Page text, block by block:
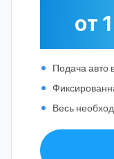
от
Подача авто
Весь